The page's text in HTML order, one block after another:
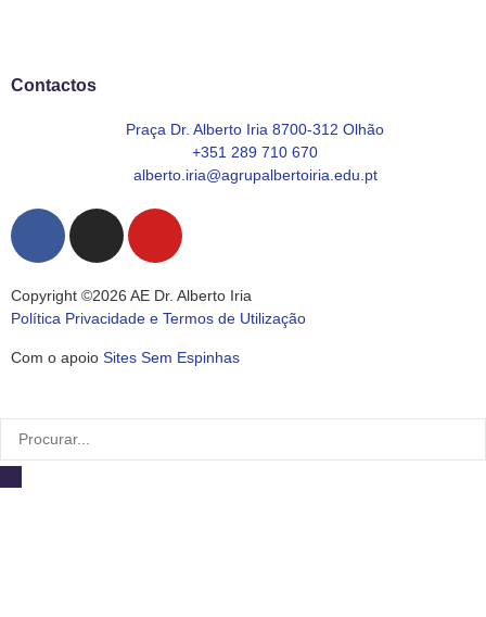
Contactos
Praça Dr. Alberto Iria 8700-312 Olhão
+351 289 710 670
alberto.iria@agrupalbertoiria.edu.pt
Copyright ©2026 AE Dr. Alberto Iria
Política Privacidade e Termos de Utilização
Com o apoio Sites Sem Espinhas